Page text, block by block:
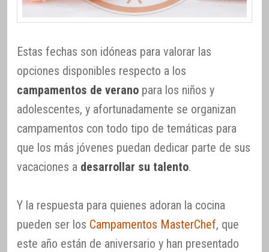
Estas fechas son idóneas para valorar las
opciones disponibles respecto a los
campamentos de verano para los niños y
adolescentes, y afortunadamente se organizan
campamentos con todo tipo de temáticas para
que los más jóvenes puedan dedicar parte de sus
vacaciones a desarrollar su talento.
Y la respuesta para quienes adoran la cocina
pueden ser los Campamentos MasterChef, que
este año están de aniversario y han presentado